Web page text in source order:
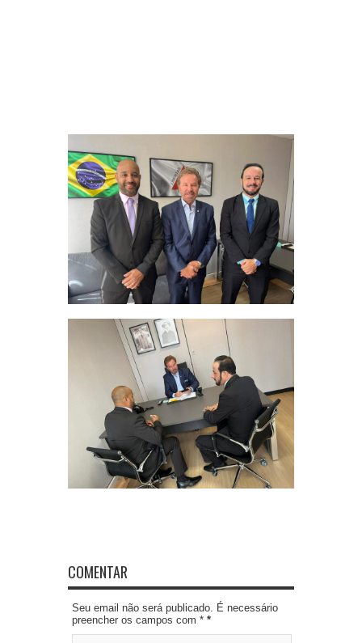
COMENTAR
Seu email não será publicado. É necessário
preencher os campos com * *